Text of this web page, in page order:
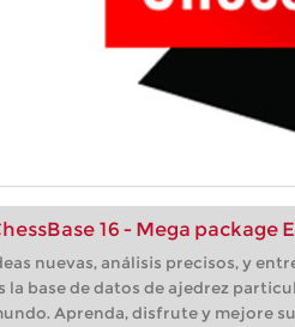
16 - Mega package
nuevas, análisis precisos, y
la base de datos de ajedrez
Aprenda, disfrute y mejore